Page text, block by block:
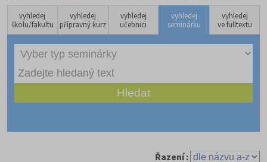
vyhledej
školu/fakultu
vyhledej
přípravný kurz
vyhledej
učebnici
vyhledej
seminárku
vyhledej
ve fulltextu
Řazení :